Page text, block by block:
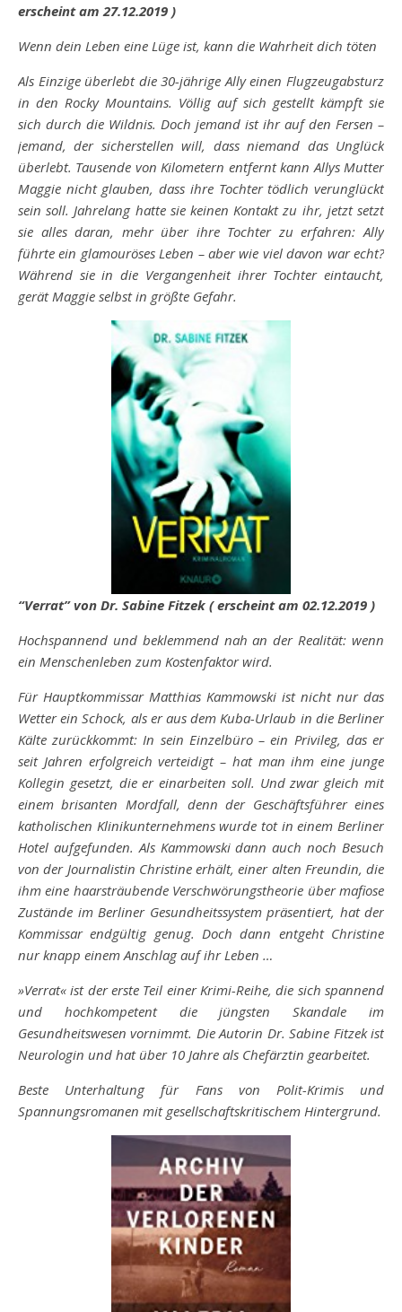
erscheint am 27.12.2019 )
Wenn dein Leben eine Lüge ist, kann die Wahrheit dich töten
Als Einzige überlebt die 30-jährige Ally einen Flugzeugabsturz
in den Rocky Mountains. Völlig auf sich gestellt kämpft sie
sich durch die Wildnis. Doch jemand ist ihr auf den Fersen –
jemand, der sicherstellen will, dass niemand das Unglück
überlebt. Tausende von Kilometern entfernt kann Allys Mutter
Maggie nicht glauben, dass ihre Tochter tödlich verunglückt
sein soll. Jahrelang hatte sie keinen Kontakt zu ihr, jetzt setzt
sie alles daran, mehr über ihre Tochter zu erfahren: Ally
führte ein glamouröses Leben – aber wie viel davon war echt?
Während sie in die Vergangenheit ihrer Tochter eintaucht,
gerät Maggie selbst in größte Gefahr.
“Verrat” von Dr. Sabine Fitzek ( erscheint am 02.12.2019 )
Hochspannend und beklemmend nah an der Realität: wenn
ein Menschenleben zum Kostenfaktor wird.
Für Hauptkommissar Matthias Kammowski ist nicht nur das
Wetter ein Schock, als er aus dem Kuba-Urlaub in die Berliner
Kälte zurückkommt: In sein Einzelbüro – ein Privileg, das er
seit Jahren erfolgreich verteidigt – hat man ihm eine junge
Kollegin gesetzt, die er einarbeiten soll. Und zwar gleich mit
einem brisanten Mordfall, denn der Geschäftsführer eines
katholischen Klinikunternehmens wurde tot in einem Berliner
Hotel aufgefunden. Als Kammowski dann auch noch Besuch
von der Journalistin Christine erhält, einer alten Freundin, die
ihm eine haarsträubende Verschwörungstheorie über mafiose
Zustände im Berliner Gesundheitssystem präsentiert, hat der
Kommissar endgültig genug. Doch dann entgeht Christine
nur knapp einem Anschlag auf ihr Leben …
»Verrat« ist der erste Teil einer Krimi-Reihe, die sich spannend
und hochkompetent die jüngsten Skandale im
Gesundheitswesen vornimmt. Die Autorin Dr. Sabine Fitzek ist
Neurologin und hat über 10 Jahre als Chefärztin gearbeitet.
Beste Unterhaltung für Fans von Polit-Krimis und
Spannungsromanen mit gesellschaftskritischem Hintergrund.